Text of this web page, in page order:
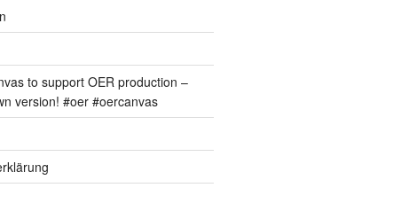
to support OER production –
version! #oer #oercanvas